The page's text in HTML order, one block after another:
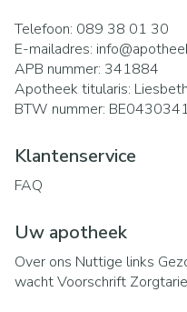
Telefoon: 089 38 01 30
E-mailadres: info@
APB nummer: 341884
Apotheek titularis:
BTW nummer:
Klantenservice
FAQ
Uw apotheek
Over ons Nuttige links
wachtVoorschrift